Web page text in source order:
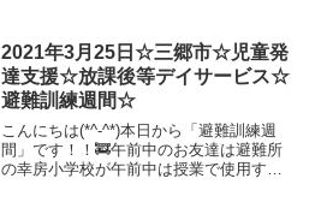
いました！・魔法のじゅうたん・亀コー
スター・えほん「おててか...
2021年3月25日☆三郷市☆児童発
達支援☆放課後等デイサービス☆
避難訓練週間☆
こんにちは(*^-^*)本日から「避難訓練週
間」です！！🚒午前中のお友達は避難所
の幸房小学校が午前中は授業で使用する